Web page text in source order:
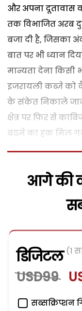
और अपना दूतावास
तक विभाजित अरब
बजा दी है, जिसका
बात पर भी ध्यान
मान्यता देना किसी
इजरायली कब्जे को
के संकेत निकाले जाने
क्षेत्र पर फिर से
बढ़ने का हक मिल
आगे की
डिजिटल (1
USD99
सब्सक्रिप्शन